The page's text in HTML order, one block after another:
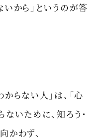
いから」というのが答
らない人」は、「心
いために、知ろう・
かわず、